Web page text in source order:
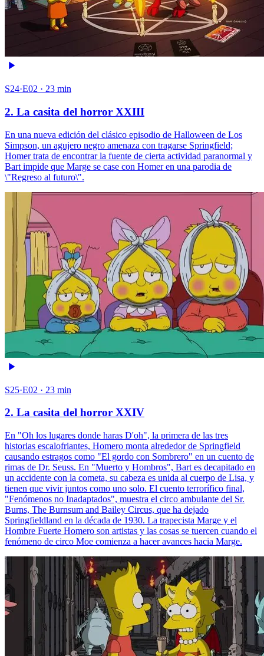
S24·E02 · 23 min
2. La casita del horror XXIII
En una nueva edición del clásico episodio de Halloween de Los
Simpson, un agujero negro amenaza con tragarse Springfield;
Homer trata de encontrar la fuente de cierta actividad paranormal y
Bart impide que Marge se case con Homer en una parodia de
\"Regreso al futuro\".
S25·E02 · 23 min
2. La casita del horror XXIV
En "Oh los lugares donde haras D'oh", la primera de las tres
historias escalofriantes, Homero monta alrededor de Springfield
causando estragos como "El gordo con Sombrero" en un cuento de
rimas de Dr. Seuss. En "Muerto y Hombros", Bart es decapitado en
un accidente con la cometa, su cabeza es unida al cuerpo de Lisa, y
tienen que vivir juntos como uno solo. El cuento terrorífico final,
"Fenómenos no Inadaptados", muestra el circo ambulante del Sr.
Burns, The Burnsum and Bailey Circus, que ha dejado
Springfieldland en la década de 1930. La trapecista Marge y el
Hombre Fuerte Homero son artistas y las cosas se tuercen cuando el
fenómeno de circo Moe comienza a hacer avances hacia Marge.